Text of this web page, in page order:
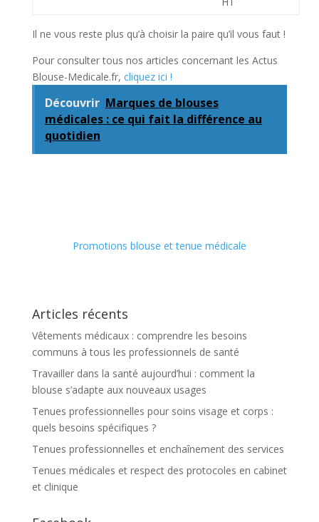
Il ne vous reste plus qu’à choisir la paire qu’il vous faut !
Pour consulter tous nos articles concernant les Actus
Blouse-Medicale.fr, cliquez ici !
Découvrir Marques de blouses
médicales : ce qui fait la différence au
quotidien
Promotions blouse et tenue médicale
Articles récents
Vêtements médicaux : comprendre les besoins
communs à tous les professionnels de santé
Travailler dans la santé aujourd’hui : comment la
blouse s’adapte aux nouveaux usages
Tenues professionnelles pour soins visage et corps :
quels besoins spécifiques ?
Tenues professionnelles et enchaînement des services
Tenues médicales et respect des protocoles en cabinet
et clinique